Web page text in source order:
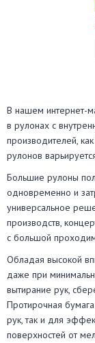
В нашем интернет-
в рулонах с
производителей,
рулонов
Большие рулоны
одновременно и
универсальное
производств,
с большой
Обладая высокой
даже при
вытирание рук,
Протирочная
рук, так и для
поверхностей от